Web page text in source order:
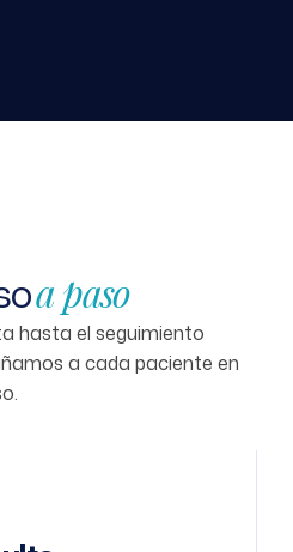
apaso
hasta el seguimiento
a cada paciente en